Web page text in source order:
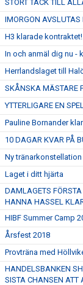
STORT TACK TILL
IMORGON AVSLUTAS
H3 klarade kontraktet!
In och anmäl dig nu -
Herrlandslaget till
SKÅNSKA MÄSTARE
YTTERLIGARE EN
Pauline Bornander
10 DAGAR KVAR PÅ
Ny
Laget i ditt hjärta
DAMLAGETS
HANNA HASSEL
HIBF Summer Camp
Årsfest 2018
Provträna med
HANDELSBANKEN
SISTA CHANSEN ATT